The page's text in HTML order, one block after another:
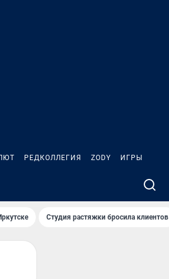
РЕДКОЛЛЕГИЯ ZODY ИГРЫ
Студия растяжки бросила клиентов